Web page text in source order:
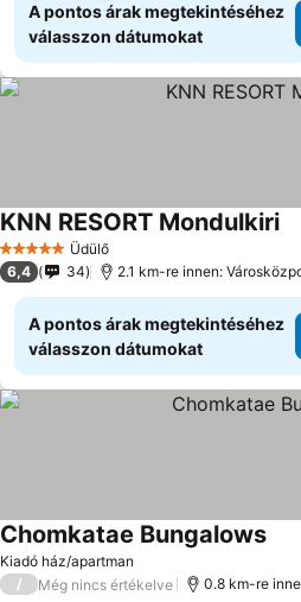
A pontos árak megtekintéséhez
válasszon dátumokat
5 KategóriaÜdülő
KNN RESORT Mondulkiri
6,4 34 2.1 km-re innen:
A pontos árak megtekintéséhez
válasszon dátumokat
Kiadó ház/apartman
Chomkatae Bungalows
/ Még nincs értékelve 0.8 km-re